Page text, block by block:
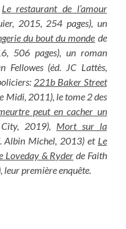
Le restaurant de l’amour
2015, 254 pages), un
du bout du monde de
506 pages), un roman
Fellowes (éd. JC Lattès,
221b Baker Street
Midi, 2011), le tome 2 des
peut en cacher un
City, 2019), Mort sur la
Albin Michel, 2013) et Le
Loveday & Ryder de Faith
première enquête.